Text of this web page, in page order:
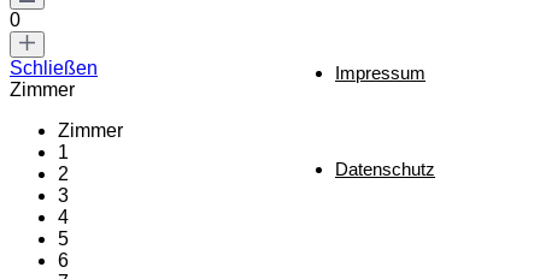
Impressum
Datenschutz
0
Schließen
Zimmer
Zimmer
1
2
3
4
5
6